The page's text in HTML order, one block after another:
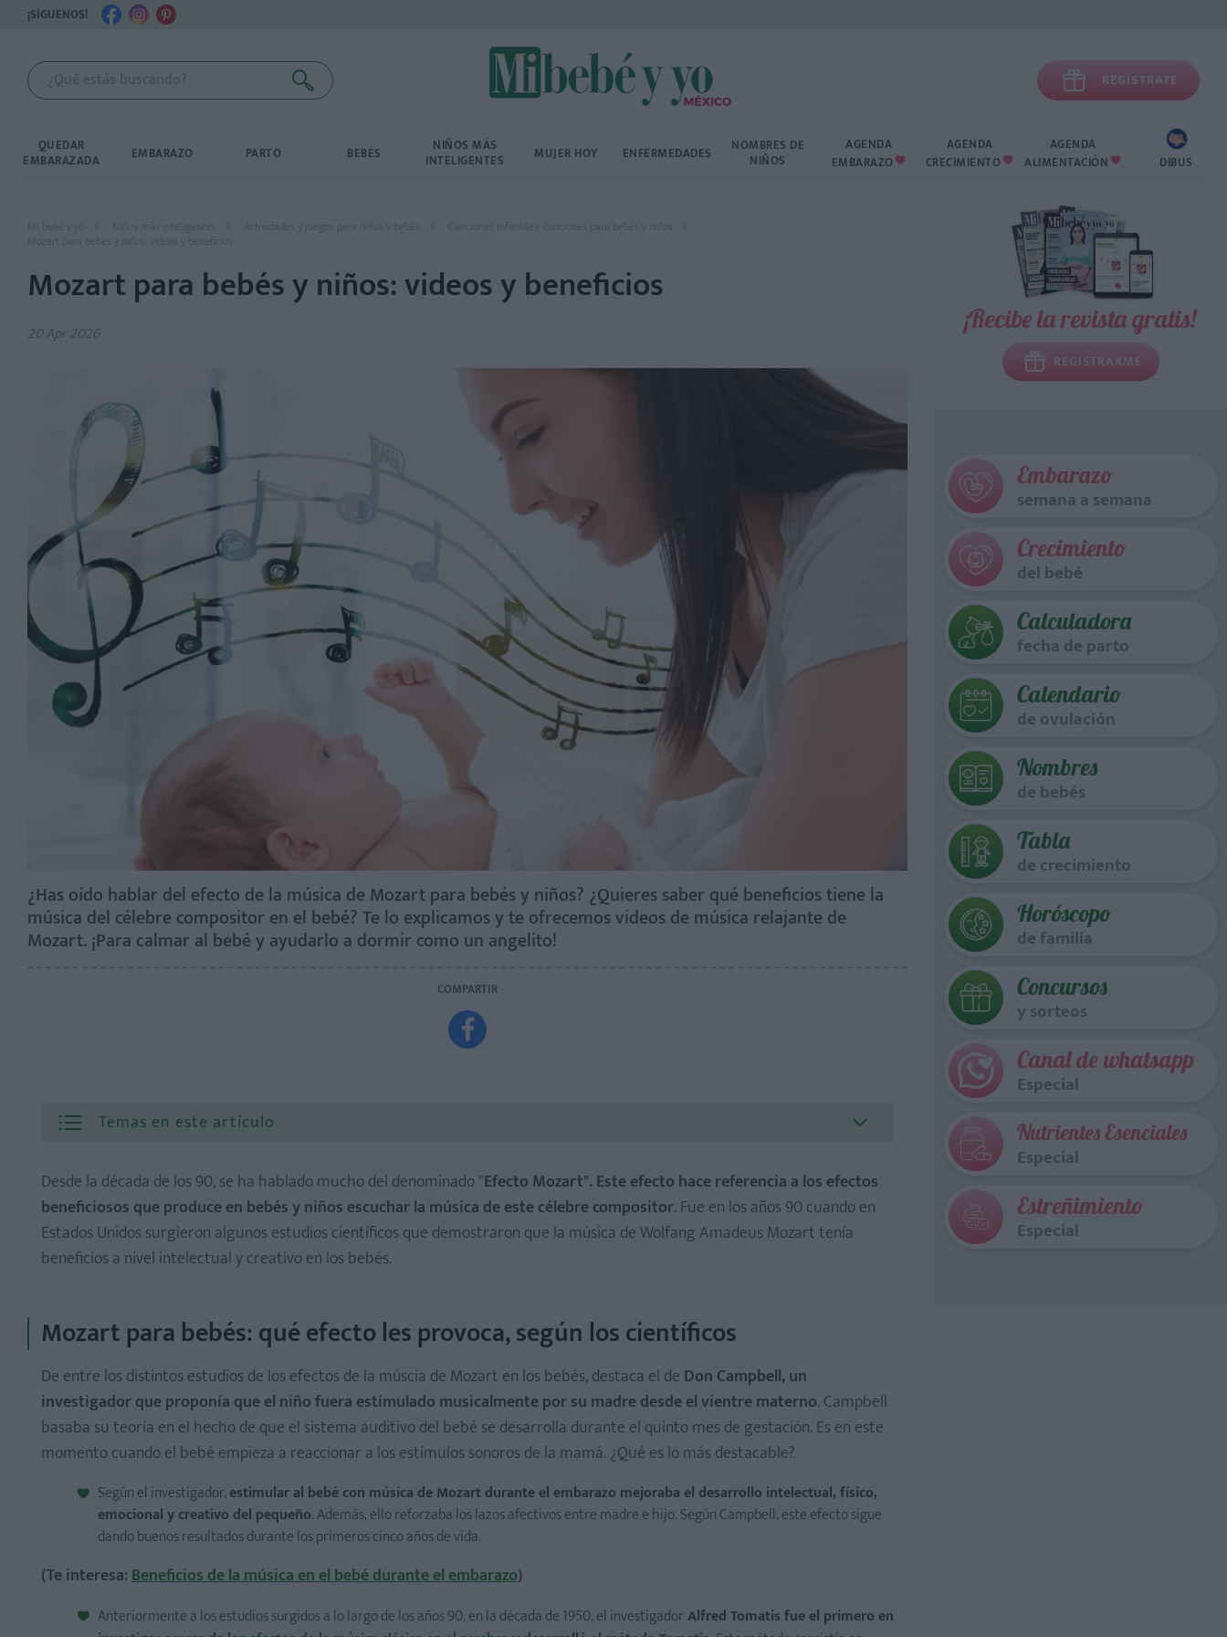
¡SÍGUENOS!
 REGÍSTRATE
QUEDAR
EMBARAZADA EMBARAZO PARTO BEBÉS NIÑOS MÁS
INTELIGENTES MUJER HOY ENFERMEDADES NOMBRES DE
NIÑOS
AGENDA
EMBARAZO 
AGENDA
CRECIMIENTO 
AGENDA
ALIMENTACIÓN  DIBUS
Mi bebé y yo Niños más inteligentes Actividades y juegos para niños y bebés
Canciones infantiles: canciones para bebés y niños
Mozart para bebés y niños: videos y beneficios
Mozart para bebés y niños: videos y beneficios
20 Apr 2026
¿Has oído hablar del efecto de la música de Mozart para bebés y niños? ¿Quieres saber qué beneficios tiene la
música del célebre compositor en el bebé? Te lo explicamos y te ofrecemos videos de música relajante de
Mozart. ¡Para calmar al bebé y ayudarlo a dormir como un angelito!
COMPARTIR

Temas en este artículo
2. Estimula el cerebro activando las neuronas
3. Es buena para la capacidad de concentración del niño
4. Permite estimular la atención y la memoria
5. Potencia la creatividad infantil
6. Estimula la frecuencia cardíaca en el bebé
7. Estimula la capacidad auditiva del bebé
8. Incrementa la autoestima del niño
9. Potencia el aprendizaje del lenguaje
Desde la década de los 90, se ha hablado mucho del denominado "Efecto Mozart". Este efecto hace referencia a los efectos
beneficiosos que produce en bebés y niños escuchar la música de este célebre compositor. Fue en los años 90 cuando en
Estados Unidos surgieron algunos estudios científicos que demostraron que la música de Wolfang Amadeus Mozart tenía
beneficios a nivel intelectual y creativo en los bebés.
Mozart para bebés: qué efecto les provoca, según los científicos
De entre los distintos estudios de los efectos de la múscia de Mozart en los bebés, destaca el de Don Campbell, un
investigador que proponía que el niño fuera estimulado musicalmente por su madre desde el vientre materno. Campbell
basaba su teoría en el hecho de que el sistema auditivo del bebé se desarrolla durante el quinto mes de gestación. Es en este
momento cuando el bebé empieza a reaccionar a los estímulos sonoros de la mamá. ¿Qué es lo más destacable?
Según el investigador,estimular al bebé con música de Mozart durante el embarazo mejoraba el desarrollo intelectual, físico,
emocional y creativo del pequeño. Además, ello reforzaba los lazos afectivos entre madre e hijo. Según Campbell, este efecto sigue
dando buenos resultados durante los primeros cinco años de vida.
(Te interesa:Beneficios de la música en el bebé durante el embarazo)
Anteriormente a los estudios surgidos a lo largo de los años 90, en la década de 1950, el investigadorAlfred Tomatis fue el primero en
¡Recibe la revista gratis!
REGISTRARME
Embarazo
semana a semana
Crecimiento
del bebé
Calculadora
fecha de parto
Calendario
de ovulación
Nombres
de bebés
Tabla
de crecimiento
Horóscopo
de familia
Concursos
y sorteos
Canal de whatsapp
Especial
Nutrientes Esenciales
Especial
Estreñimiento
Especial